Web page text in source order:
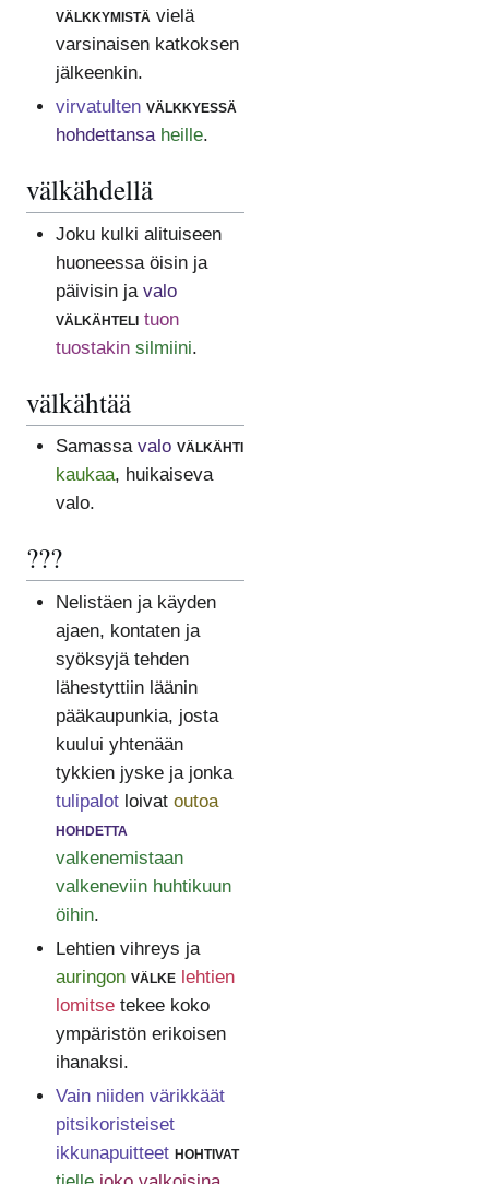
välkkymistävielä
varsinaisen katkoksen
jälkeenkin.
virvatulten välkkyessä
hohdettansa heille.
välkähdellä
Joku kulki alituiseen
huoneessa öisin ja
päivisin ja valo
välkähteli tuon
tuostakin silmiini.
välkähtää
Samassa valo välkähti
kaukaa, huikaiseva
valo.
???
Nelistäen ja käyden
ajaen, kontaten ja
syöksyjä tehden
lähestyttiin läänin
pääkaupunkia, josta
kuului yhtenään
tykkien jyske ja jonka
tulipalotloivat outoa
hohdetta
valkenemistaan
valkeneviin huhtikuun
öihin.
Lehtien vihreys ja
auringon välke lehtien
lomitsetekee koko
ympäristön erikoisen
ihanaksi.
Vain niiden värikkäät
pitsikoristeiset
ikkunapuitteet hohtivat